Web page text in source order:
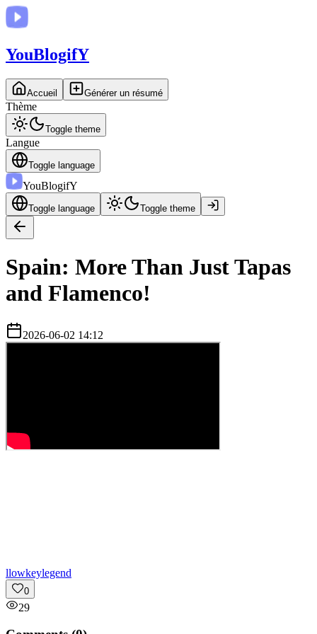
YouBlogifY
Accueil Générer un résumé
Thème
Toggle theme
Langue
Toggle language
YouBlogifY
Toggle language Toggle theme
Spain: More Than Just Tapas
and Flamenco!
2026-06-02 14:12
llowkeylegend
0
29